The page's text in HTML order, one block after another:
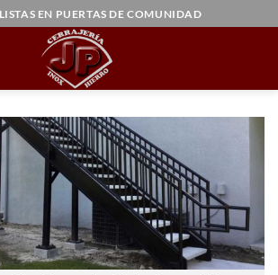
EN PUERTAS DE COMUNIDAD